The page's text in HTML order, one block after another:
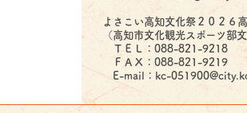
よさこい高知文化祭２０２６
（高知市文化観光スポーツ部
ＴＥＬ：088-821-9218
ＦＡＸ：088-821-9219
E-mail：kc-